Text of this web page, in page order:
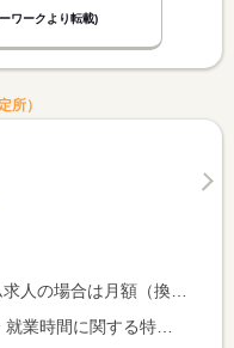
ワークより転載)
所）
ト求人の場合は時間額を表示しています。